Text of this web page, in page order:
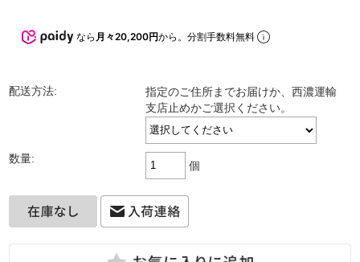
なら 月々20,200円から。分割手数料無料
配送方法:
指定のご住所までお届けか、西濃運輸
支店止めかご選択ください。
数量:
個